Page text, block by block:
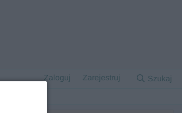
Zaloguj Zarejestruj Szukaj